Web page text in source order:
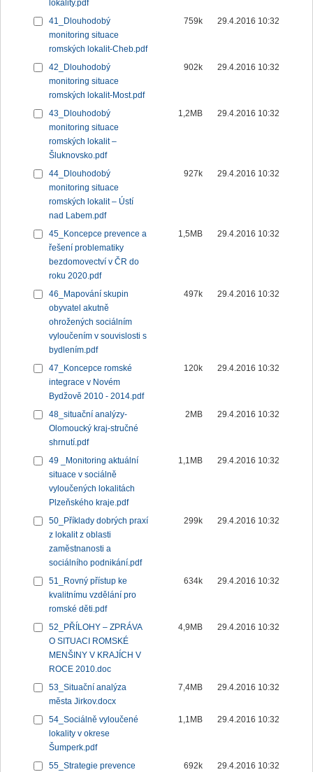
lokality.pdf
41_Dlouhodobý
monitoring situace
romských lokalit-Cheb.pdf
759k 29.4.2016 10:32
42_Dlouhodobý
monitoring situace
romských lokalit-Most.pdf
902k 29.4.2016 10:32
43_Dlouhodobý
monitoring situace
romských lokalit –
Šluknovsko.pdf
1,2MB 29.4.2016 10:32
44_Dlouhodobý
monitoring situace
romských lokalit – Ústí
nad Labem.pdf
927k 29.4.2016 10:32
45_Koncepce prevence a
řešení problematiky
bezdomovectví v ČR do
roku 2020.pdf
1,5MB 29.4.2016 10:32
46_Mapování skupin
obyvatel akutně
ohrožených sociálním
vyloučením v souvislosti s
bydlením.pdf
497k 29.4.2016 10:32
47_Koncepce romské
integrace v Novém
Bydžově 2010 - 2014.pdf
120k 29.4.2016 10:32
48_situační analýzy-
Olomoucký kraj-stručné
shrnutí.pdf
2MB 29.4.2016 10:32
49 _Monitoring aktuální
situace v sociálně
vyloučených lokalitách
Plzeňského kraje.pdf
1,1MB 29.4.2016 10:32
50_Příklady dobrých praxí
z lokalit z oblasti
zaměstnanosti a
sociálního podnikání.pdf
299k 29.4.2016 10:32
51_Rovný přístup ke
kvalitnímu vzdělání pro
romské děti.pdf
634k 29.4.2016 10:32
52_PŘÍLOHY – ZPRÁVA
O SITUACI ROMSKÉ
MENŠINY V KRAJÍCH V
ROCE 2010.doc
4,9MB 29.4.2016 10:32
53_Situační analýza
města Jirkov.docx
7,4MB 29.4.2016 10:32
54_Sociálně vyloučené
lokality v okrese
Šumperk.pdf
1,1MB 29.4.2016 10:32
55_Strategie prevence
692k 29.4.2016 10:32